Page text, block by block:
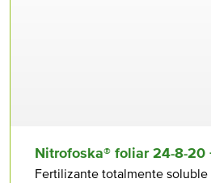
Nitrofoska® foliar 24⁠-8⁠-20
Fertilizante totalmente soluble